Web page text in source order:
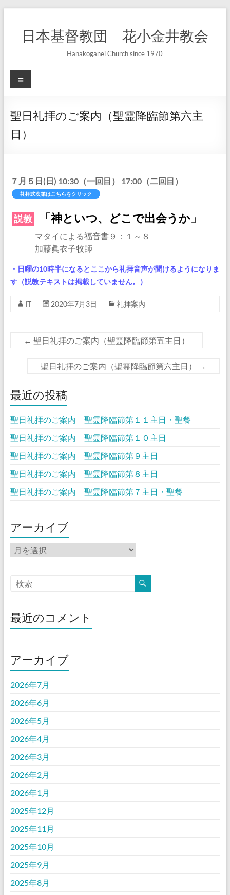
日本基督教団 花小金井教会
Hanakoganei Church since 1970
メ
ニ
ー
聖日礼拝のご案内（聖霊降臨節第六主
日​）
７月５日(日) 10:30（一回目） 17:00（二回目）
礼拝式次第はこちらをクリック
説教 「神といつ、どこで出会うか」
マタイによる福音書９：１～８
加藤眞衣子牧師
・日曜の10時半になるとここから礼拝音声が聞けるようになりま
す（説教テキストは掲載していません。）
IT 2020年7月3日 礼拝案内
← 聖日礼拝のご案内（聖霊降臨節第五主日​）
聖日礼拝のご案内（聖霊降臨節第六主日​） →
最近の投稿
聖日礼拝のご案内 聖霊降臨節第１１主日・聖餐
聖日礼拝のご案内 聖霊降臨節第１０主日
聖日礼拝のご案内 聖霊降臨節第９主日
聖日礼拝のご案内 聖霊降臨節第８主日
聖日礼拝のご案内 聖霊降臨節第７主日・聖餐
アーカイブ
ア
ー
イ
ブ
最近のコメント
アーカイブ
2026年7月
2026年6月
2026年5月
2026年4月
2026年3月
2026年2月
2026年1月
2025年12月
2025年11月
2025年10月
2025年9月
2025年8月